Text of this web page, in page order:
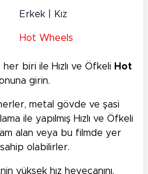
Erkek | Kız
Hot Wheels
biri ile Hızlı ve Öfkeli Hot
girin.
metal gövde ve şasi
ile yapılmış Hızlı ve Öfkeli
alan veya bu filmde yer
olabilirler.
yüksek hız heyecanını,